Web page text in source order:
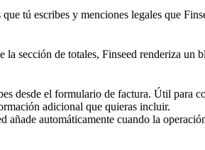
tú escribes y menciones legales que
la sección de totales, Finseed renderiza un
desde el formulario de factura. Útil para
adicional que quieras incluir.
añade automáticamente cuando la